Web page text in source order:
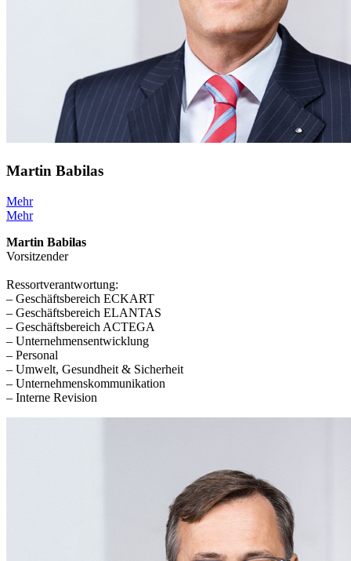
Martin Babilas
Mehr
Mehr
Martin Babilas
Vorsitzender
Ressortverantwortung:
– Geschäftsbereich ECKART
– Geschäftsbereich ELANTAS
– Geschäftsbereich ACTEGA
– Unternehmensentwicklung
– Personal
– Umwelt, Gesundheit & Sicherheit
– Unternehmenskommunikation
– Interne Revision